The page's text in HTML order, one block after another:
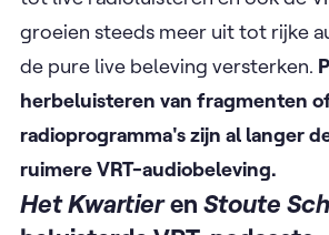
groeien steeds meer uit tot rijke
de pure live beleving versterken.
herbeluisteren van fragmenten
radioprogramma's zijn al langer
ruimere VRT-audiobeleving.
Het Kwartieren Stoute